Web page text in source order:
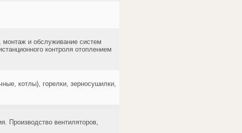
монтаж и обслуживание систем
контроля отоплением
котлы), горелки, зерносушилки,
Производство вентиляторов,